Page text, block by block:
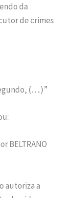
da
de crimes
(….)”
BELTRANO
autoriza a